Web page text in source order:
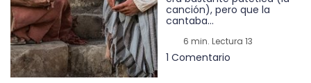
canción), pero que la
cantaba...
6 min. Lectura 13
1 Comentario